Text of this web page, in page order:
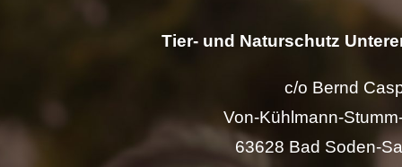
Tier- und Naturschutz
c/o Bernd
Von-Kühlmann-
63628 Bad Soden-